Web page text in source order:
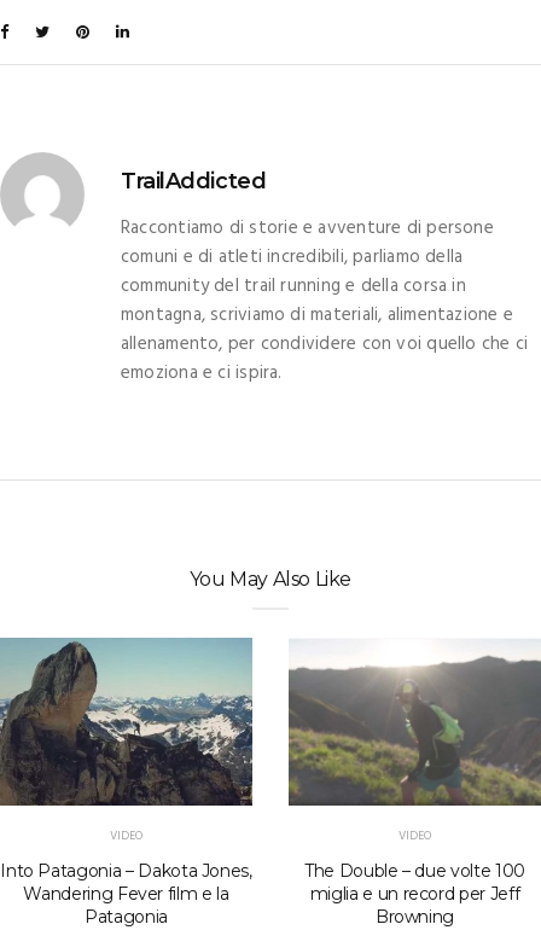
TrailAddicted
Raccontiamo di storie e avventure di persone
comuni e di atleti incredibili, parliamo della
community del trail running e della corsa in
montagna, scriviamo di materiali, alimentazione e
allenamento, per condividere con voi quello che ci
emoziona e ci ispira.
You May Also Like
VIDEO
Into Patagonia – Dakota Jones,
Wandering Fever film e la
Patagonia
VIDEO
The Double – due volte 100
miglia e un record per Jeff
Browning